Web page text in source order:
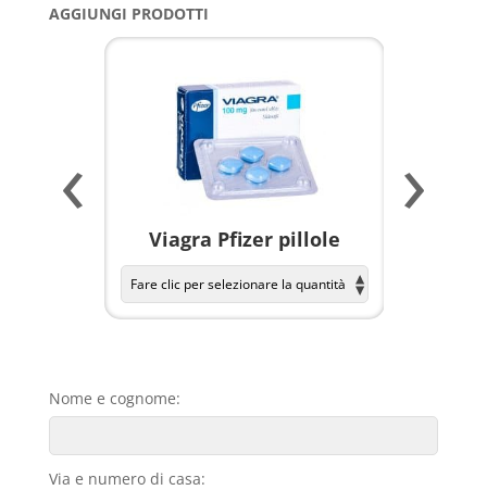
AGGIUNGI PRODOTTI
Viagra Pfizer pillole
‹ ›
Nome e cognome:
Via e numero di casa: